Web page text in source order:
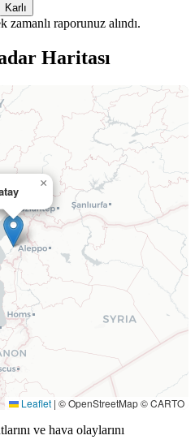
Karlı
zamanlı raporunuz alındı.
Haritası
×
Leaflet | © OpenStreetMap © CARTO
ve hava olaylarını